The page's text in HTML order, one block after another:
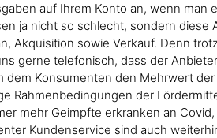
auf Ihrem Konto an, wenn man
ja nicht so schlecht, sondern diese
Akquisition sowie Verkauf. Denn
gerne telefonisch, dass der
Konsumenten den Mehrwert
Rahmenbedingungen der
mehr Geimpfte erkranken an
Kundenservice sind auch